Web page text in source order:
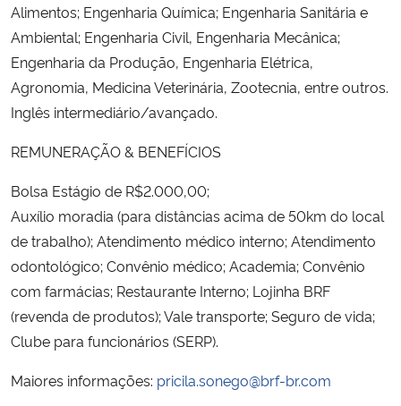
Alimentos; Engenharia Química; Engenharia Sanitária e
Ambiental; Engenharia Civil, Engenharia Mecânica;
Engenharia da Produção, Engenharia Elétrica,
Agronomia, Medicina Veterinária, Zootecnia, entre outros.
Inglês intermediário/avançado.
REMUNERAÇÃO & BENEFÍCIOS
Bolsa Estágio de R$2.000,00;
Auxílio moradia (para distâncias acima de 50km do local
de trabalho); Atendimento médico interno; Atendimento
odontológico; Convênio médico; Academia; Convênio
com farmácias; Restaurante Interno; Lojinha BRF
(revenda de produtos); Vale transporte; Seguro de vida;
Clube para funcionários (SERP).
Maiores informações: pricila.sonego@brf-br.com